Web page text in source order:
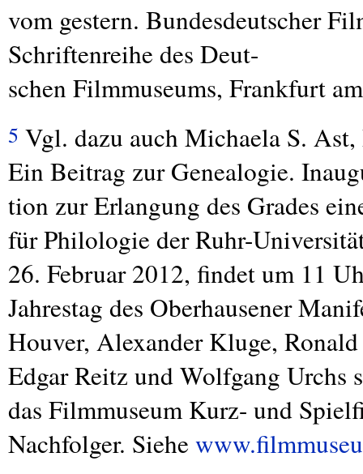
vom gestern. Bundesdeutscher
Schriftenreihe des Deut-
schen Filmmuseums, Frankfurt
5 Vgl. dazu auch Michaela S.
Ein Beitrag zur Genealogie.
tion zur Erlangung des Grades
für Philologie der Ruhr-
26. Februar 2012, findet um 11
Jahrestag des Oberhausener
Houver, Alexander Kluge,
Edgar Reitz und Wolfgang Urchs
das Filmmuseum Kurz- und
Nachfolger. Siehe